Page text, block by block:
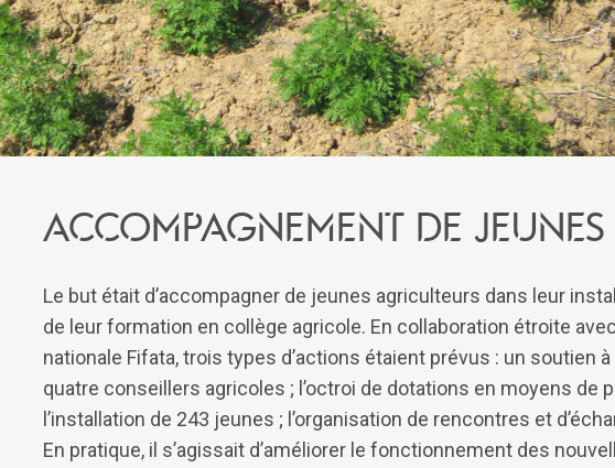
Accompagnement de
Le but était d’accompagner de jeunes agriculteurs dans leur
de leur formation en collège agricole. En collaboration étroite
nationale Fifata, trois types d’actions étaient prévus : un soutien
quatre conseillers agricoles ; l’octroi de dotations en moyens de
l’installation de 243 jeunes ; l’organisation de rencontres et
En pratique, il s’agissait d’améliorer le fonctionnement des